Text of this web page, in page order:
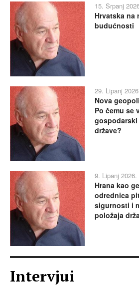
15. Srpanj
Hrvatska na
budućnosti
29. Lipanj 2026.
Nova
Po čemu se
države?
9. Lipanj 2026.
Hrana kao
odrednica
sigurnosti i
položaja
Intervjui